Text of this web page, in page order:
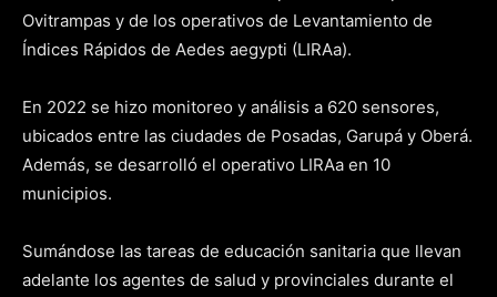
Ovitrampas y de los operativos de Levantamiento de
Índices Rápidos de Aedes aegypti (LIRAa).
En 2022 se hizo monitoreo y análisis a 620 sensores,
ubicados entre las ciudades de Posadas, Garupá y Oberá.
Además, se desarrolló el operativo LIRAa en 10
municipios.
Sumándose las tareas de educación sanitaria que llevan
adelante los agentes de salud y provinciales durante el